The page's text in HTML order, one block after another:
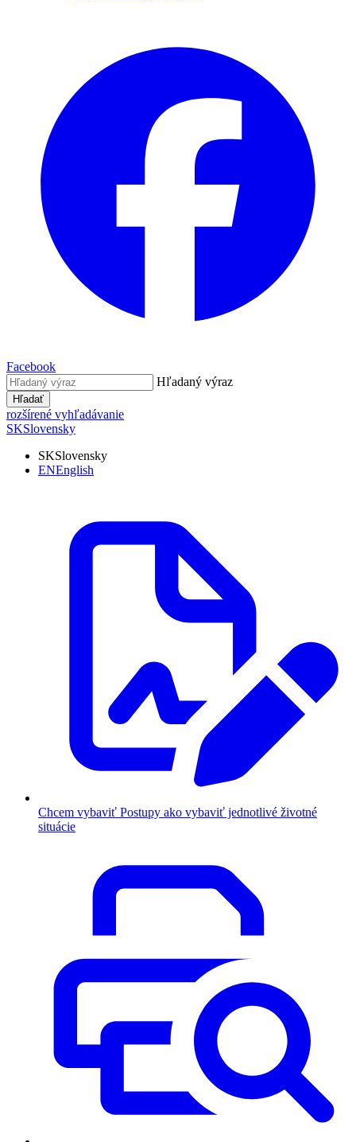
Facebook
Hľadaný výraz
Hľadať
rozšírené vyhľadávanie
SKSlovensky
SKSlovensky
ENEnglish
Chcem vybaviť Postupy ako vybaviť jednotlivé životné
situácie